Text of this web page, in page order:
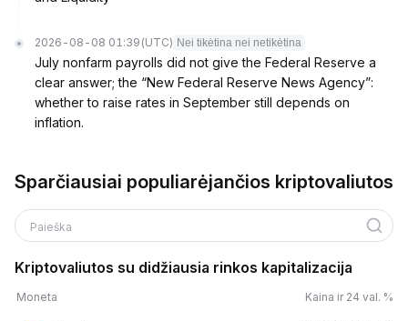
2026-08-08 01:39 (UTC) Nei tikėtina nei netikėtina
July nonfarm payrolls did not give the Federal Reserve a
clear answer; the “New Federal Reserve News Agency”:
whether to raise rates in September still depends on
inflation.
Sparčiausiai populiarėjančios kriptovaliutos
Paieška
Kriptovaliutos su didžiausia rinkos kapitalizacija
Moneta Kaina ir 24 val. %